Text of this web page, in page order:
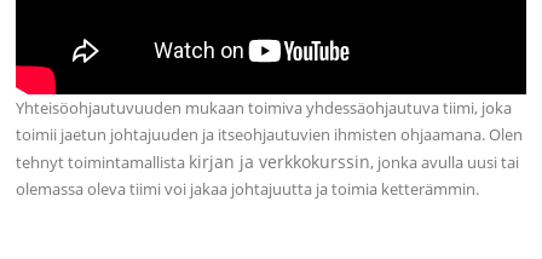
Yhteisöohjautuvuuden mukaan toimiva yhdessäohjautuva tiimi, joka
toimii jaetun johtajuuden ja itseohjautuvien ihmisten ohjaamana. Olen
tehnyt toimintamallista kirjan ja verkkokurssin, jonka avulla uusi tai
olemassa oleva tiimi voi jakaa johtajuutta ja toimia ketterämmin.